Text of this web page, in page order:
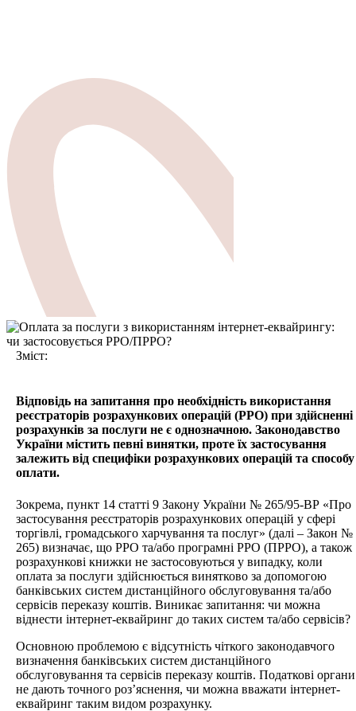
Зміст:
Відповідь на запитання про необхідність використання
реєстраторів розрахункових операцій (РРО) при здійсненні
розрахунків за послуги не є однозначною. Законодавство
України містить певні винятки, проте їх застосування
залежить від специфіки розрахункових операцій та способу
оплати.
Зокрема, пункт 14 статті 9 Закону України № 265/95-ВР «Про
застосування реєстраторів розрахункових операцій у сфері
торгівлі, громадського харчування та послуг» (далі – Закон №
265) визначає, що РРО та/або програмні РРО (ПРРО), а також
розрахункові книжки не застосовуються у випадку, коли
оплата за послуги здійснюється винятково за допомогою
банківських систем дистанційного обслуговування та/або
сервісів переказу коштів. Виникає запитання: чи можна
віднести інтернет-еквайринг до таких систем та/або сервісів?
Основною проблемою є відсутність чіткого законодавчого
визначення банківських систем дистанційного
обслуговування та сервісів переказу коштів. Податкові органи
не дають точного роз’яснення, чи можна вважати інтернет-
еквайринг таким видом розрахунку.